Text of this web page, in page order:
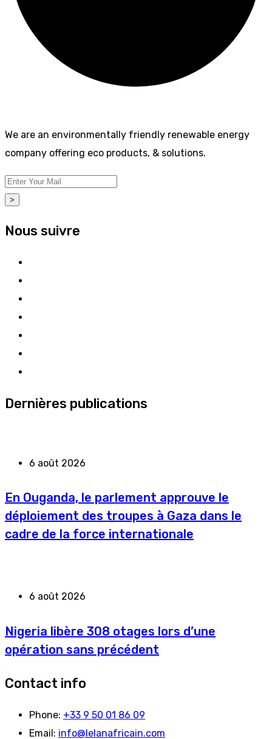
We are an environmentally friendly renewable energy
company offering eco products, & solutions.
>
Nous suivre
Dernières publications
6 août 2026
En Ouganda, le parlement approuve le
déploiement des troupes à Gaza dans le
cadre de la force internationale
6 août 2026
Nigeria libère 308 otages lors d’une
opération sans précédent
Contact info
Phone: +33 9 50 01 86 09
Email: info@lelanafricain.com